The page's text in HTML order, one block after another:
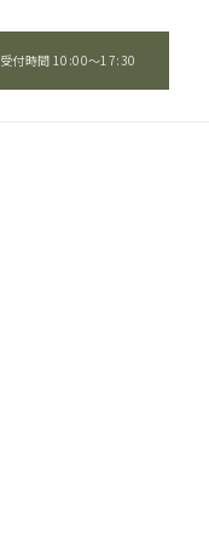
受付時間 10:00〜17:30